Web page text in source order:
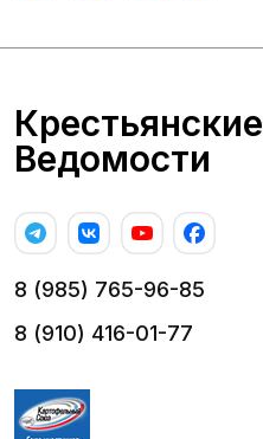
Крестьянские
Ведомости
8 (985) 765-96-85
8 (910) 416-01-77